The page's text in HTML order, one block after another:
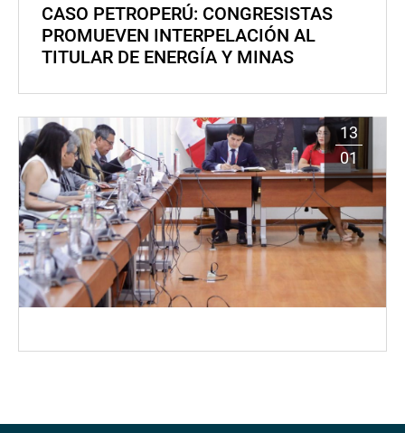
CASO PETROPERÚ: CONGRESISTAS
PROMUEVEN INTERPELACIÓN AL
TITULAR DE ENERGÍA Y MINAS
13
01